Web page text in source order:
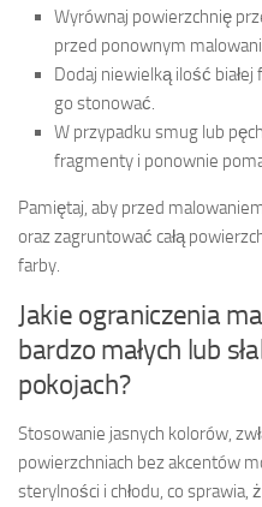
Wyrównaj powierzchnię
przed ponownym
Dodaj niewielką ilość
go stonować.
W przypadku smug lub
fragmenty i ponownie
Pamiętaj, aby przed
oraz zagruntować całą
farby.
Jakie ograniczenia
bardzo małych lub
pokojach?
Stosowanie jasnych kolorów,
powierzchniach bez akcentów
sterylności i chłodu, co